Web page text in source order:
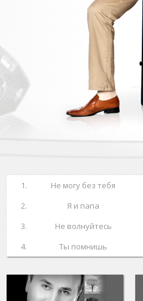
1.
Не могу без тебя
2.
Я и папа
3.
Не волнуйтесь
4.
Ты помнишь